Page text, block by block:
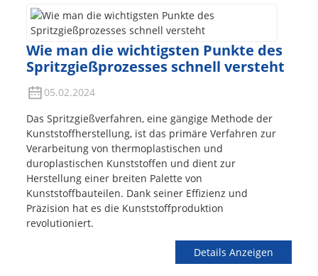
Wie man die wichtigsten Punkte des
Spritzgießprozesses schnell versteht
05.02.2024
Das Spritzgießverfahren, eine gängige Methode der
Kunststoffherstellung, ist das primäre Verfahren zur
Verarbeitung von thermoplastischen und
duroplastischen Kunststoffen und dient zur
Herstellung einer breiten Palette von
Kunststoffbauteilen. Dank seiner Effizienz und
Präzision hat es die Kunststoffproduktion
revolutioniert.
Details Anzeigen